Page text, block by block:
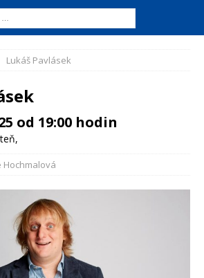
Lukáš Pavlásek
od 19:00 hodin
,
Hochmalová